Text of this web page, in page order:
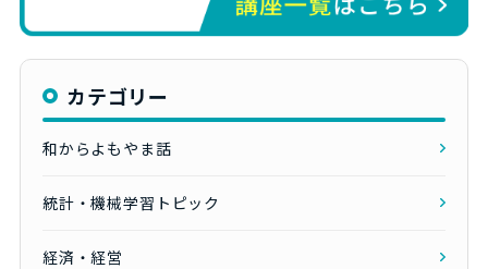
カテゴリー
和からよもやま話
統計・機械学習トピック
経済・経営